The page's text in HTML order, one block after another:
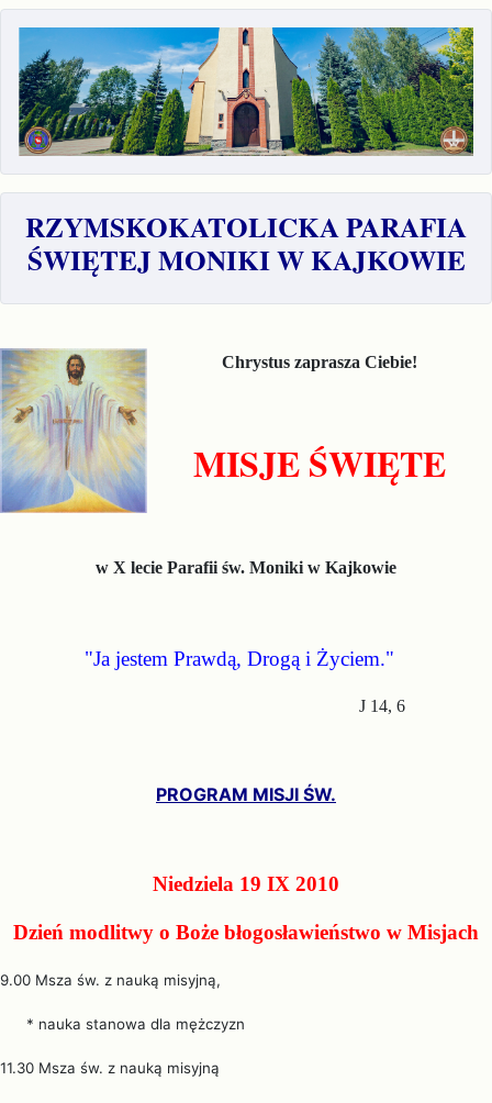
RZYMSKOKATOLICKA PARAFIA
ŚWIĘTEJ MONIKI W KAJKOWIE
Chrystus zaprasza Ciebie!
MISJE ŚWIĘTE
w X lecie Parafii św. Moniki w Kajkowie
"Ja jestem Prawdą, Drogą i Życiem."
J 14, 6
PROGRAM MISJI ŚW.
Niedziela 19 IX 2010
Dzień modlitwy o Boże błogosławieństwo w Misjach
9.00 Msza św. z nauką misyjną,
* nauka stanowa dla mężczyzn
11.30 Msza św. z nauką misyjną